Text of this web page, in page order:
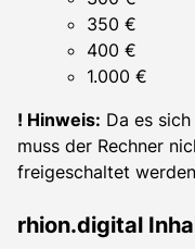
350 €
400 €
1.000 €
! Hinweis: Da es
muss der Rechner
freigeschaltet
rhion.digital